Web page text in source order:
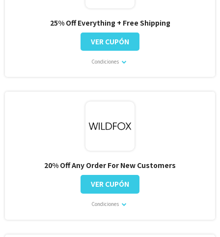
25% Off Everything + Free Shipping
Condiciones
VER CUPÓN
20% Off Any Order For New Customers
Condiciones
VER CUPÓN